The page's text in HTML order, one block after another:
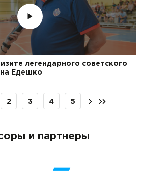
легендарного советского
Едешко
2 3 4 5
и партнеры